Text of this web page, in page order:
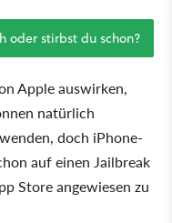
oder stirbst du schon?
Apple auswirken,
natürlich
doch iPhone-
auf einen Jailbreak
Store angewiesen zu